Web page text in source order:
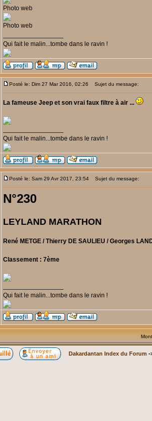
Photo web
Photo web
Qui fait le malin...tombe dans le ravin !
Posté le: Dim 27 Mar 2016, 02:26 Sujet du message:
La fameuse Jeep et son vrai faux filtre à air ...
Qui fait le malin...tombe dans le ravin !
Posté le: Sam 29 Avr 2017, 23:54 Sujet du message:
N°230
LEYLAND MARATHON
René METGE / Thierry DE SAULIEU / Georges
Classement : 7ème
Qui fait le malin...tombe dans le ravin !
Dakardantan Index du Forum -